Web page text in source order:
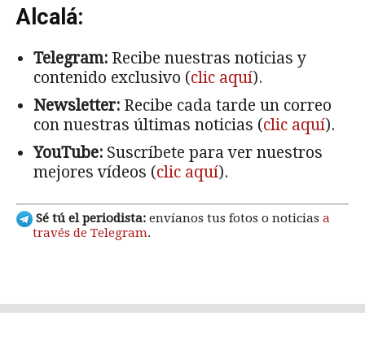
Alcalá:
Telegram: Recibe nuestras noticias y
contenido exclusivo (clic aquí).
Newsletter: Recibe cada tarde un correo
con nuestras últimas noticias (clic aquí).
YouTube: Suscríbete para ver nuestros
mejores vídeos (clic aquí).
Sé tú el periodista: envíanos tus fotos o noticias a
través de Telegram.